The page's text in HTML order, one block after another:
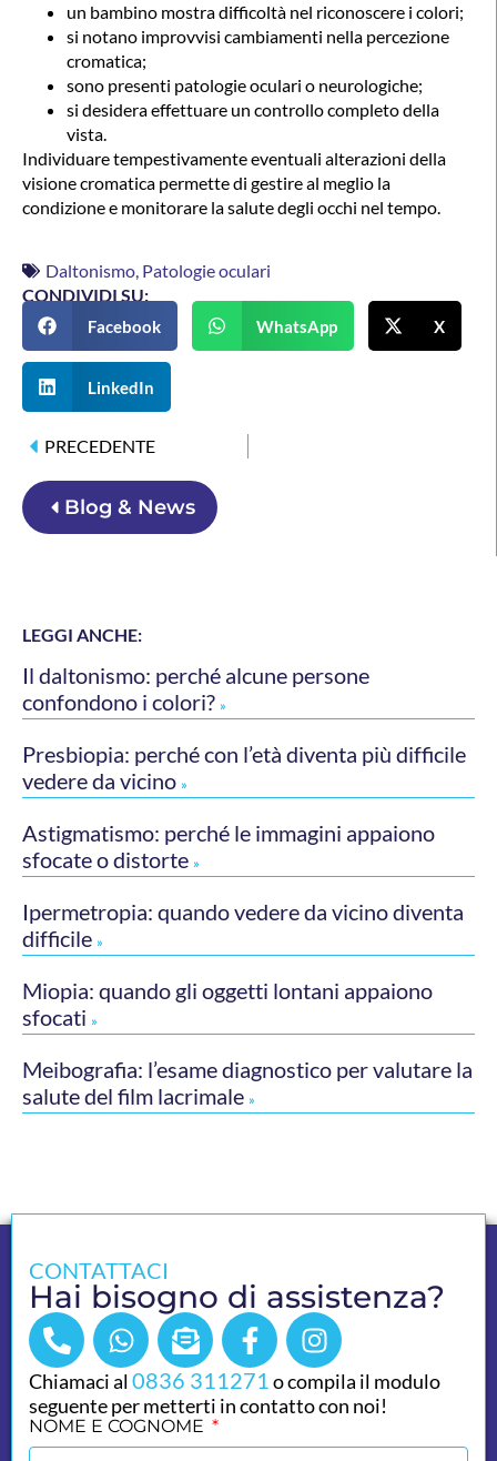
un bambino mostra difficoltà nel riconoscere i colori;
si notano improvvisi cambiamenti nella percezione
cromatica;
sono presenti patologie oculari o neurologiche;
si desidera effettuare un controllo completo della
vista.
Individuare tempestivamente eventuali alterazioni della
visione cromatica permette di gestire al meglio la
condizione e monitorare la salute degli occhi nel tempo.
Daltonismo Patologie oculari
CONDIVIDI SU:
Facebook WhatsApp X
LinkedIn
PRECEDENTE
Blog & News
LEGGI ANCHE:
Il daltonismo: perché alcune persone
confondono i colori? »
Presbiopia: perché con l’età diventa più difficile
vedere da vicino »
Astigmatismo: perché le immagini appaiono
sfocate o distorte »
Ipermetropia: quando vedere da vicino diventa
difficile »
Miopia: quando gli oggetti lontani appaiono
sfocati »
Meibografia: l’esame diagnostico per valutare la
salute del film lacrimale »
CONTATTACI
Hai bisogno di assistenza?
Chiamaci al0836 311271o compila il modulo
seguente per metterti in contatto con noi!
NOME E COGNOME